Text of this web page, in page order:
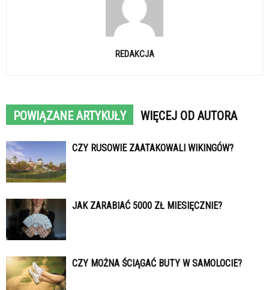
REDAKCJA
POWIĄZANE ARTYKUŁY WIĘCEJ OD AUTORA
CZY RUSOWIE ZAATAKOWALI WIKINGÓW?
JAK ZARABIAĆ 5000 ZŁ MIESIĘCZNIE?
CZY MOŻNA ŚCIĄGAĆ BUTY W SAMOLOCIE?